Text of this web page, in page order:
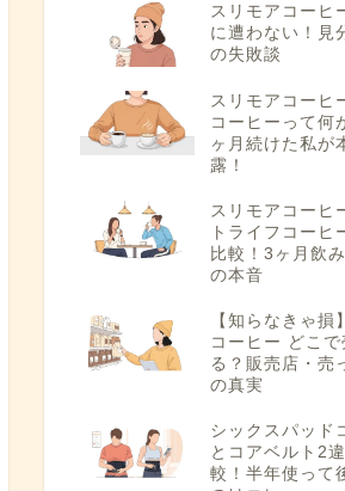
スリモアコーヒ
に遭わない！見
の失敗談
スリモアコーヒ
コーヒーって何
ヶ月続けた私が
露！
スリモアコーヒ
トライフコーヒ
比較！3ヶ月飲
の本音
【知らなきゃ損
コーヒー どこで
る？販売店・売
の真実
シックスパッド
とコアベルト2
較！半年使って